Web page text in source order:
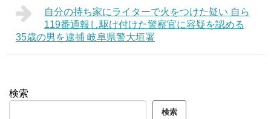
自分の持ち家にライターで火をつけた疑い 自ら
119番通報し駆け付けた警察官に容疑を認める
35歳の男を逮捕 岐阜県警大垣署
検索
検索